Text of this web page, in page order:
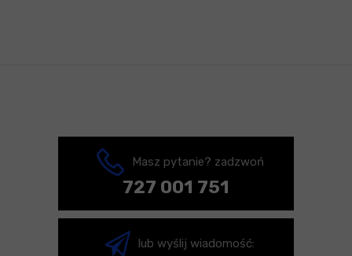
Masz pytanie? zadzwoń
727 001 751
lub wyślij wiadomość: